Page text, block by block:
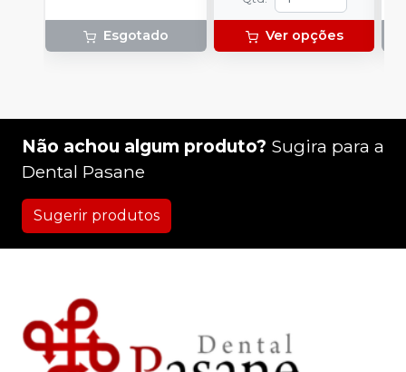
Esgotado Ver opções
Não achou algum produto? Sugira para a
Dental Pasane
Sugerir produtos